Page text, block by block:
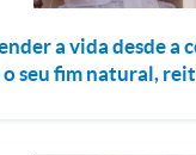
a vida desde a
seu fim natural,